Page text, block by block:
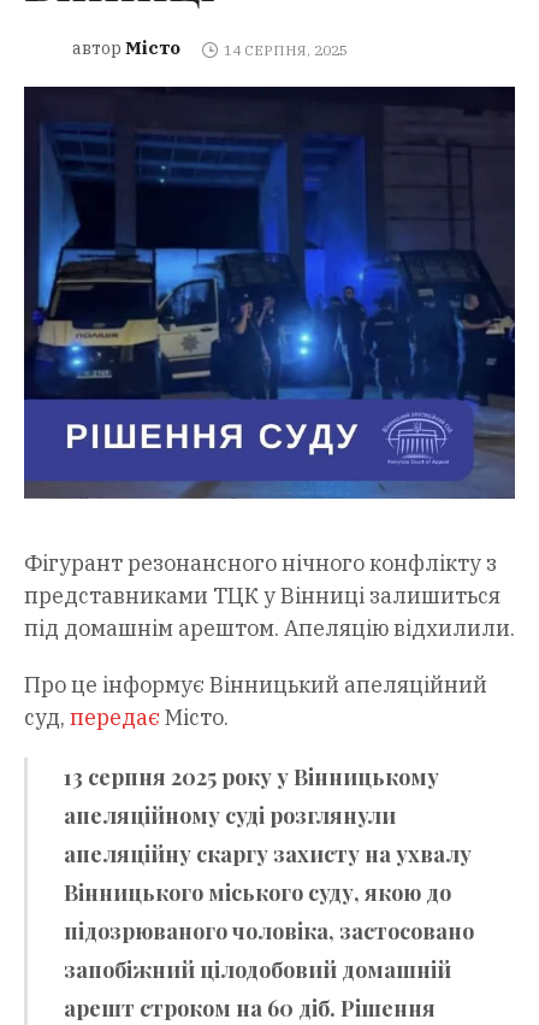
автор Місто 14 СЕРПНЯ, 2025
Фігурант резонансного нічного конфлікту з
представниками ТЦК у Вінниці залишиться
під домашнім арештом. Апеляцію відхилили.
Про це інформує Вінницький апеляційний
суд, передає Місто.
13 серпня 2025 року у Вінницькому
апеляційному суді розглянули
апеляційну скаргу захисту на ухвалу
Вінницького міського суду, якою до
підозрюваного чоловіка, застосовано
запобіжний цілодобовий домашній
арешт строком на 60 діб. Рішення